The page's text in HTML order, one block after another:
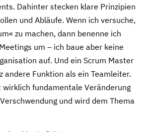
Dahinter stecken klare Prinzipien
und Abläufe. Wenn ich versuche,
zu machen, dann benenne ich
um – ich baue aber keine
auf. Und ein Scrum Master
andere Funktion als ein Teamleiter.
wirklich fundamentale Veränderung
und wird dem Thema